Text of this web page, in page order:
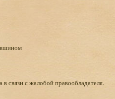
в связи с жалобой правообладателя.